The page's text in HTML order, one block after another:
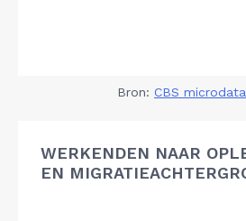
Bron: CBS
WERKENDEN NAAR
EN